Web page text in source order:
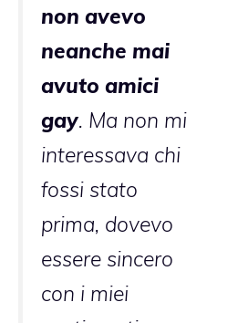
non avevo
neanche mai
avuto amici
gay. Ma non mi
interessava chi
fossi stato
prima, dovevo
essere sincero
con i miei